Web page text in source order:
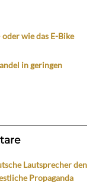
wie das E-Bike
in geringen
Lautsprecher den
Propaganda